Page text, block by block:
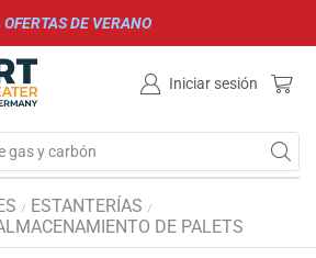
OFERTAS DE VERANO
Iniciar sesión
gas y carbón
/ ESTANTERÍAS /
DE PALETS